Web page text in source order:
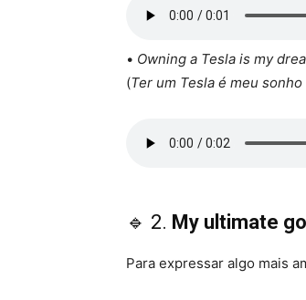
• Owning a Tesla is my
(Ter um Tesla é meu
🔹 2. My ultimate
Para expressar algo mais